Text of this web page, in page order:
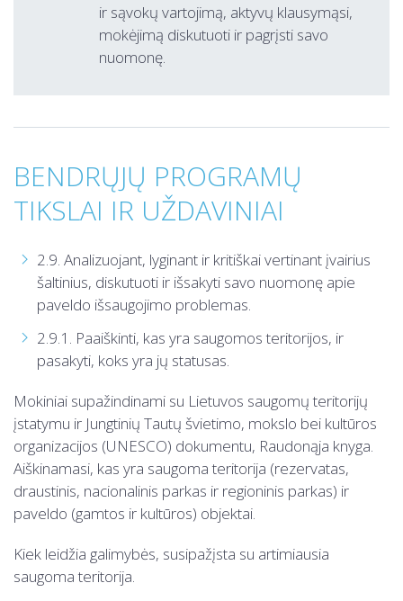
ir sąvokų vartojimą, aktyvų klausymąsi,
mokėjimą diskutuo­ti ir pagrįsti savo
nuomonę.
BENDRŲJŲ PROGRAMŲ
TIKSLAI IR UŽDAVINIAI
2.9. Analizuojant, lyginant ir kritiškai vertinant įvairius
šaltinius, diskutuoti ir išsakyti savo nuomonę apie
paveldo išsaugojimo problemas.
2.9.1. Paaiškinti, kas yra saugomos teritorijos, ir
pasakyti, koks yra jų statusas.
Mokiniai supažindinami su Lietuvos saugomų teritorijų
įstatymu ir Jungtinių Tautų švietimo, mokslo bei kultūros
organizacijos (UNESCO) dokumentu, Raudonąja knyga.
Aiškinamasi, kas yra saugoma teritorija (rezervatas,
draustinis, nacionalinis parkas ir regioninis parkas) ir
paveldo (gamtos ir kultūros) objektai.
Kiek leidžia galimybės, susipažįsta su artimiausia
saugoma teritorija.